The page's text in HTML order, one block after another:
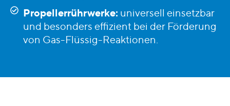
Propellerrührwerke: universell einsetzbar
und besonders effizient bei der Förderung
von Gas-Flüssig-Reaktionen.